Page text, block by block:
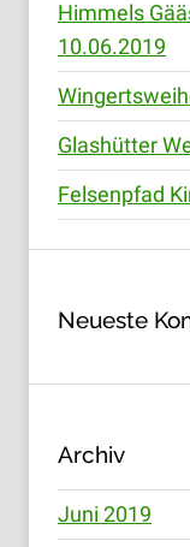
Himmels
10.06.2019
Glashütter
Felsenpfad
Neueste
Archiv
Juni 2019